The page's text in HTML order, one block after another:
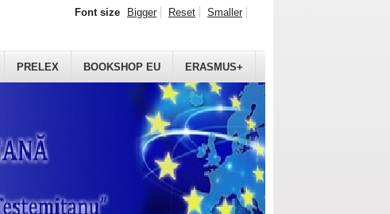
PRELEX BOOKSHOP EU ERASMUS+
Font size Bigger Reset Smaller